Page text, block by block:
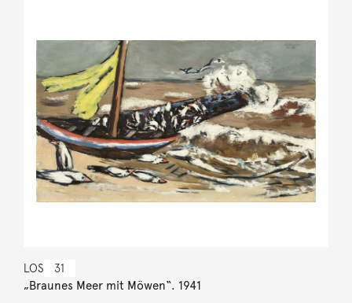
LOS 31
„Braunes Meer mit Möwen“. 1941